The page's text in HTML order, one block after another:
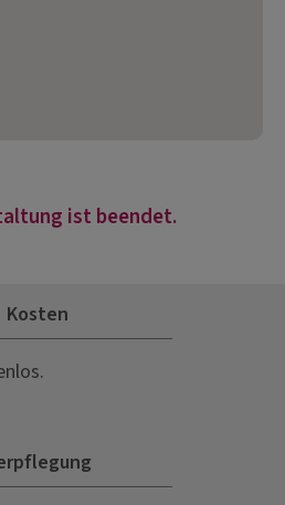
ist beendet.
Kosten